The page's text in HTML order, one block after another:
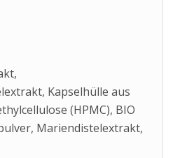
Kapselhülle aus
(HPMC), BIO
Marien­distelextrakt,